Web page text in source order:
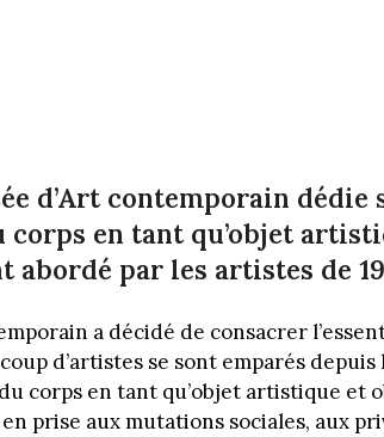
d’Art contemporain dédie
corps en tant qu’objet
abordé par les artistes de
a décidé de consacrer
d’artistes se sont emparés
corps en tant qu’objet artistique et
prise aux mutations sociales, aux